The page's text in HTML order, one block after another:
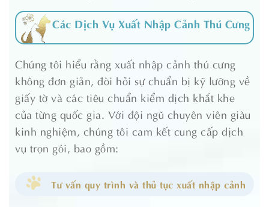
Các Dịch Vụ Xuất Nhập Cảnh Thú Cưng
Chúng tôi hiểu rằng xuất nhập cảnh thú cưng
không đơn giản, đòi hỏi sự chuẩn bị kỹ lưỡng về
giấy tờ và các tiêu chuẩn kiểm dịch khắt khe
của từng quốc gia. Với đội ngũ chuyên viên giàu
kinh nghiệm, chúng tôi cam kết cung cấp dịch
vụ trọn gói, bao gồm:
Tư vấn quy trình và thủ tục xuất nhập cảnh